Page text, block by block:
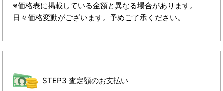
※価格表に掲載している金額と異なる場合があります。
日々価格変動がございます。予めご了承ください。
STEP3 査定額のお支払い